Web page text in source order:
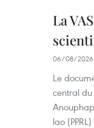
La
06/08/2026
Le
central du
lao